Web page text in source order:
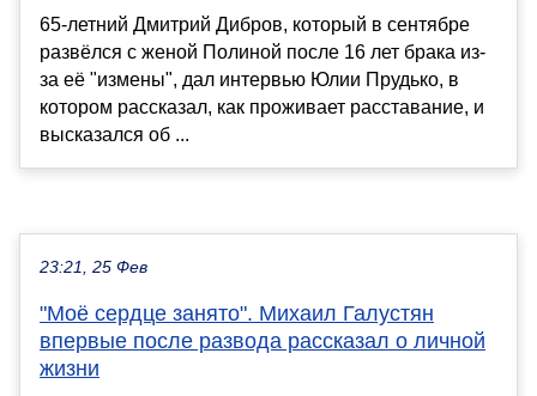
65-летний Дмитрий Дибров, который в сентябре
развёлся с женой Полиной после 16 лет брака из-
за её "измены", дал интервью Юлии Прудько, в
котором рассказал, как проживает расставание, и
высказался об ...
23:21, 25 Фев
"Моё сердце занято". Михаил Галустян
впервые после развода рассказал о личной
жизни